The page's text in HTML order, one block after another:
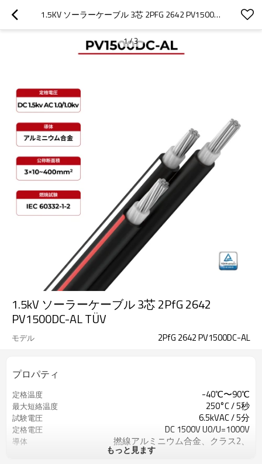
1.5KV ソーラーケーブル 3芯 2PFG 2642 PV1500DC-AL TÜV
1/3
1.5kV ソーラーケーブル 3芯 2PfG 2642
PV1500DC-AL TÜV
モデル 2PfG 2642 PV1500DC-AL
プロパティ
定格温度 -40℃〜90℃
最大短絡温度 250°C / 5秒
試験電圧 6.5kVAC / 5分
定格電圧 DC 1500V U0/U=1000V
導体
撚線アルミニウム合金、クラス2、
もっと見ます